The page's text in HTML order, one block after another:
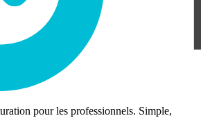
pour les professionnels. Simple,